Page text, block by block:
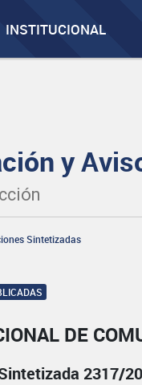
INSTITUCIONAL
y
Sintetizadas
DE
2317/